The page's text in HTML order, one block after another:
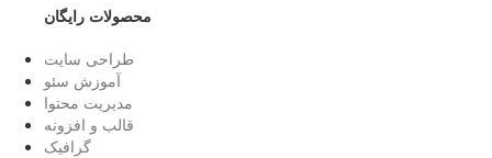
محصولات رایگان
طراحی سایت
آموزش سئو
مدیریت محتوا
قالب و افزونه
گرافیک